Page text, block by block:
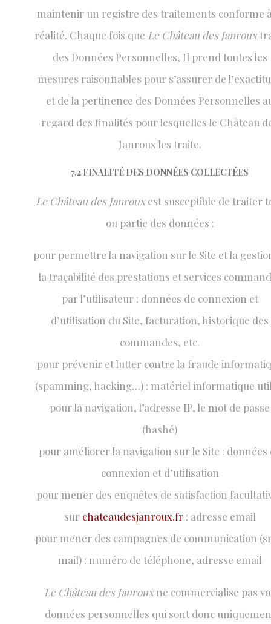
maintenir un registre des traitements conforme
réalité. Chaque fois que Le Château des Janroux
des Données Personnelles, Il prend toutes les
mesures raisonnables pour s’assurer de
et de la pertinence des Données Personnelles
regard des finalités pour lesquelles le Château
Janroux les traite.
7.2 FINALITÉ DES DONNÉES COLLECTÉES
Le Château des Janrouxest susceptible de traiter
ou partie des données :
pour permettre la navigation sur le Site et la
la traçabilité des prestations et services
par l’utilisateur : données de connexion et
d’utilisation du Site, facturation, historique des
commandes, etc.
pour prévenir et lutter contre la fraude
(spamming, hacking…) : matériel informatique
pour la navigation, l’adresse IP, le mot de passe
(hashé)
pour améliorer la navigation sur le Site : données
connexion et d’utilisation
pour mener des enquêtes de satisfaction
sur chateaudesjanroux.fr: adresse email
pour mener des campagnes de communication
mail) : numéro de téléphone, adresse email
Le Château des Janrouxne commercialise pas
données personnelles qui sont donc